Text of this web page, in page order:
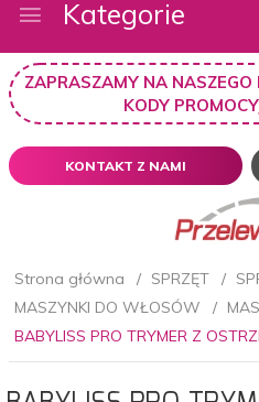
Kategorie
ZAPRASZAMY NA
KODY
KONTAKT Z NAMI
Strona główna SPRZĘT
MASZYNKI DO WŁOSÓW
BABYLISS PRO TRYMER Z